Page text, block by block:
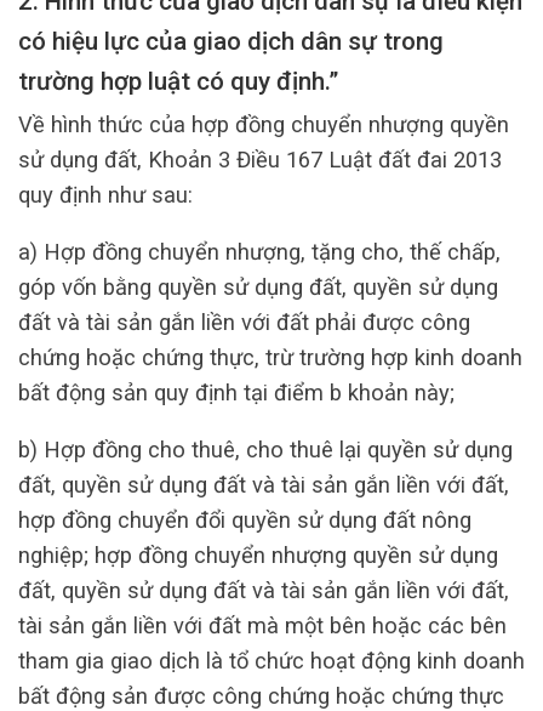
có hiệu lực của giao dịch dân sự trong
trường hợp luật có quy định.”
Về hình thức của hợp đồng chuyển nhượng quyền
sử dụng đất, Khoản 3 Điều 167 Luật đất đai 2013
quy định như sau:
a) Hợp đồng chuyển nhượng, tặng cho, thế chấp,
góp vốn bằng quyền sử dụng đất, quyền sử dụng
đất và tài sản gắn liền với đất phải được công
chứng hoặc chứng thực, trừ trường hợp kinh doanh
bất động sản quy định tại điểm b khoản này;
b) Hợp đồng cho thuê, cho thuê lại quyền sử dụng
đất, quyền sử dụng đất và tài sản gắn liền với đất,
hợp đồng chuyển đổi quyền sử dụng đất nông
nghiệp; hợp đồng chuyển nhượng quyền sử dụng
đất, quyền sử dụng đất và tài sản gắn liền với đất,
tài sản gắn liền với đất mà một bên hoặc các bên
tham gia giao dịch là tổ chức hoạt động kinh doanh
bất động sản được công chứng hoặc chứng thực